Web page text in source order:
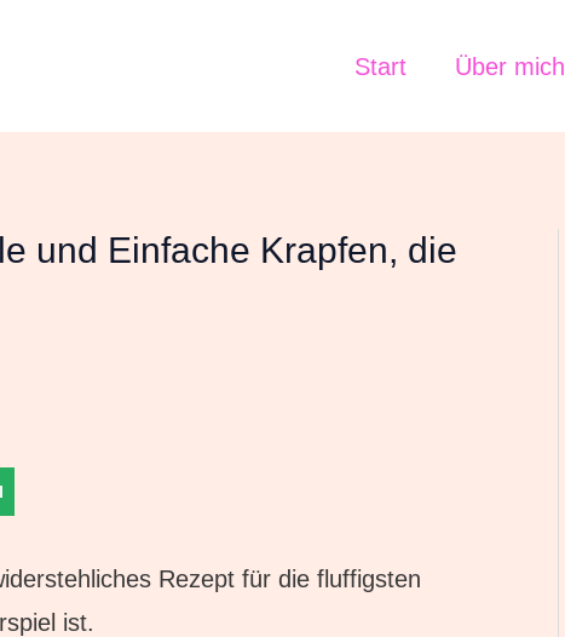
Start Über mich
und Einfache Krapfen, die
Rezept für die fluffigsten
ist.